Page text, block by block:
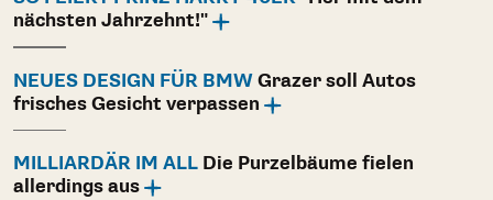
nächsten Jahrzehnt!"
NEUES DESIGN FÜR BMW Grazer soll Autos
frisches Gesicht verpassen
MILLIARDÄR IM ALL Die Purzelbäume fielen
allerdings aus